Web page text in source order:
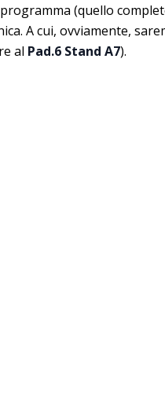
(quello
A cui, ovviamente,
al Pad.6 Stand A7).